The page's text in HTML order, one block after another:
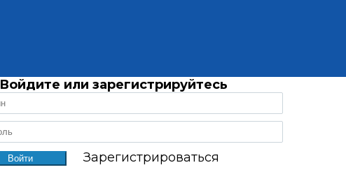
Войдите или зарегистрируйтесь
Зарегистрироваться